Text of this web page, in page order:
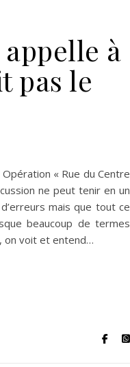
appelle à
pas le
« Rue du Centre
ne peut tenir en un
mais que tout ce
beaucoup de termes
on voit et entend…